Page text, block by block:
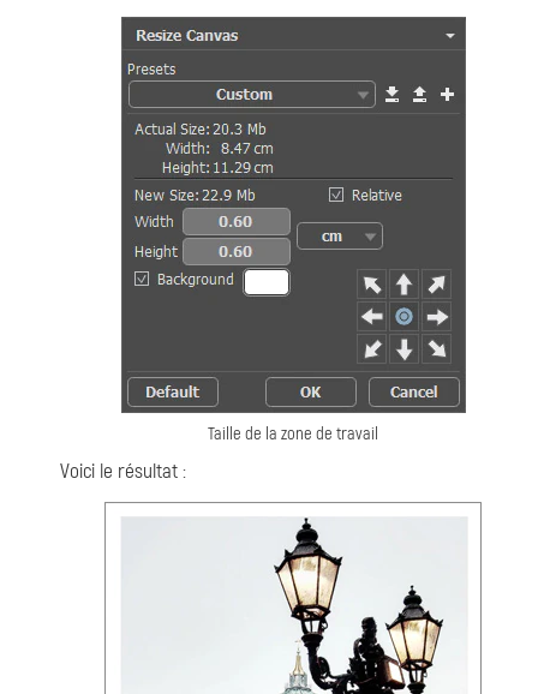
Taille de la zone de travail
Voici le résultat :